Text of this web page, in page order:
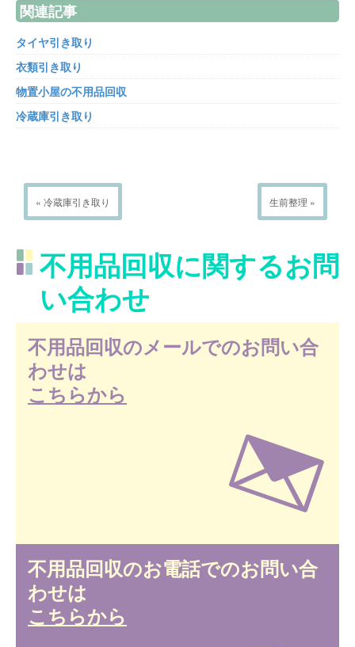
関連記事
タイヤ引き取り
衣類引き取り
物置小屋の不用品回収
冷蔵庫引き取り
« 冷蔵庫引き取り 生前整理 »
不用品回収に関するお問
い合わせ
不用品回収のメールでのお問い合
わせは
こちらから
不用品回収のお電話でのお問い合
わせは
こちらから